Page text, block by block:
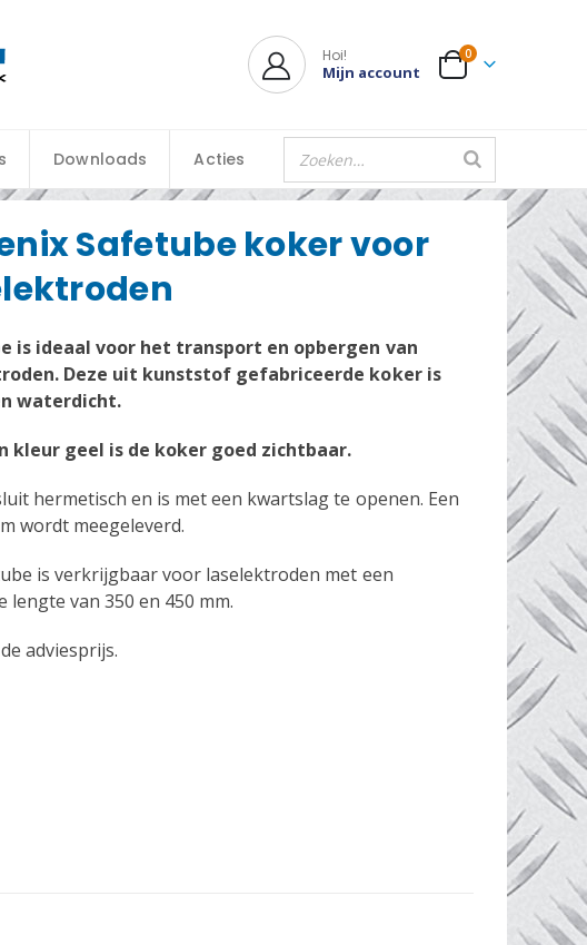
Hoi!
Mijn account
0
Downloads Acties
Safetube koker voor
is ideaal voor het transport en opbergen van
Deze uit kunststof gefabriceerde koker is
waterdicht.
kleur geel is de koker goed zichtbaar.
hermetisch en is met een kwartslag te openen. Een
wordt meegeleverd.
is verkrijgbaar voor laselektroden met een
lengte van 350 en 450 mm.
adviesprijs.